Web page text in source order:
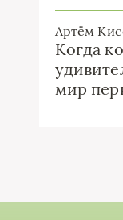
Артём
Когда
мир